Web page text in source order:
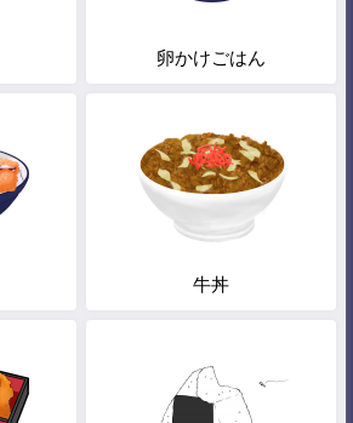
卵かけごはん
牛丼